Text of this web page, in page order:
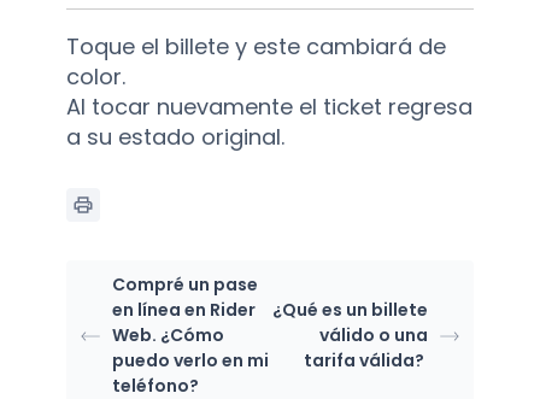
Toque el billete y este cambiará de
color.
Al tocar nuevamente el ticket regresa
a su estado original.
Compré un pase
en línea en Rider
Web. ¿Cómo
puedo verlo en mi
teléfono?
¿Qué es un billete
válido o una
tarifa válida?